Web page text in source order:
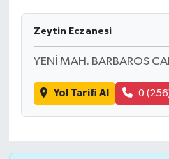
Zeytin Eczanesi
YENİ MAH. BARBAROS
Yol Tarifi Al 0